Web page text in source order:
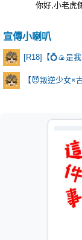
你好,小老虎
宣傳小喇叭
【😈叛逆少女×